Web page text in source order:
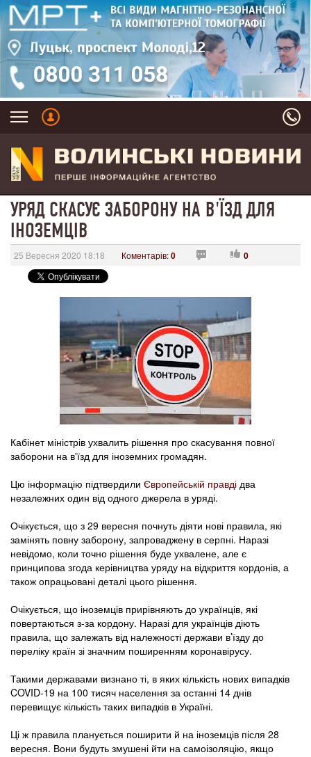
УРЯД СКАСУЄ ЗАБОРОНУ НА В'ЇЗД ДЛЯ
ІНОЗЕМЦІВ
25 Вересня 2020 18:18 Коментарів:0 0
Кабінет міністрів ухвалить рішення про скасування повної
заборони на в'їзд для іноземних громадян.
Цю інформацію підтвердили Європейській правді два
незалежних один від одного джерела в уряді.
Очікується, що з 29 вересня почнуть діяти нові правила, які
замінять повну заборону, запроваджену в серпні. Наразі
невідомо, коли точно рішення буде ухвалене, але є
принципова згода керівництва уряду на відкриття кордонів, а
також опрацьовані деталі цього рішення.
Очікується, що іноземців прирівняють до українців, які
повертаються з-за кордону. Наразі для українців діють
правила, що залежать від належності держави в’їзду до
переліку країн зі значним поширенням коронавірусу.
Такими державами визнано ті, в яких кількість нових випадків
COVID-19 на 100 тисяч населення за останні 14 днів
перевищує кількість таких випадків в Україні.
Ці ж правила планується поширити й на іноземців після 28
вересня. Вони будуть змушені йти на самоізоляцію, якщо